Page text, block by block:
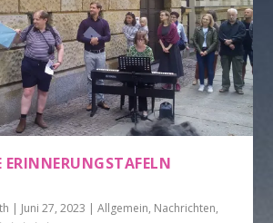
ERINNERUNGSTAFELN
| Juni 27, 2023 |Allgemein, Nachrichten,